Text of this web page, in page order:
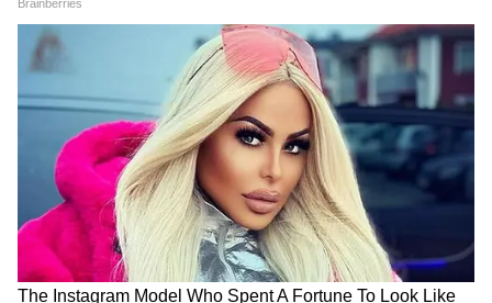
'मैं 26वीं पत्नी हूं, पति कर चुका है
25 शादियां, रोते हुए फेसबुक लाइव
आए BJP विधायक और डॉक्टर बेटी
ईरान के सुप्रीम लीडर को लेकर बड़ा
दावा! क्या मुज्तबा खामेनेई की हालत
बेहद गंभीर है?